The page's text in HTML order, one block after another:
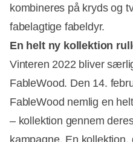
kombineres på kryds og
fabelagtige fabeldyr.
En helt ny kollektion
Vinteren 2022 bliver
FableWood. Den 14.
FableWood nemlig en
– kollektion gennem
kampagne. En kollektion,